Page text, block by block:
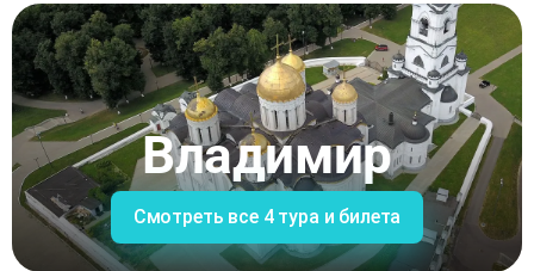
Владимир
Смотреть все 4 тура и билета